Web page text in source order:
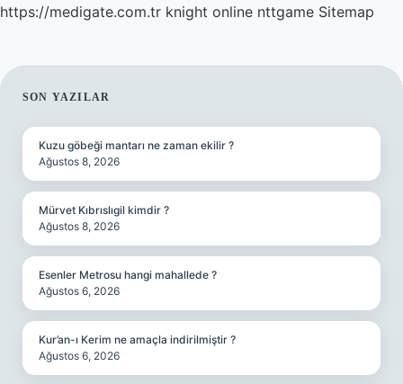
https://medigate.com.tr knight online nttgame Sitemap
SIDEBAR
SON YAZILAR
Kuzu göbeği mantarı ne zaman ekilir ?
Ağustos 8, 2026
Mürvet Kıbrıslıgil kimdir ?
Ağustos 8, 2026
Esenler Metrosu hangi mahallede ?
Ağustos 6, 2026
Kur’an-ı Kerim ne amaçla indirilmiştir ?
Ağustos 6, 2026